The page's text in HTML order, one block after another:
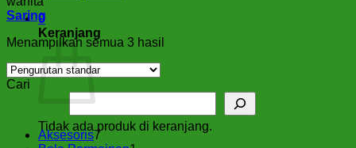
0
Keranjang
Tidak ada produk di keranjang.
Saring
Menampilkan semua 3 hasil
Cari
Aksesoris77